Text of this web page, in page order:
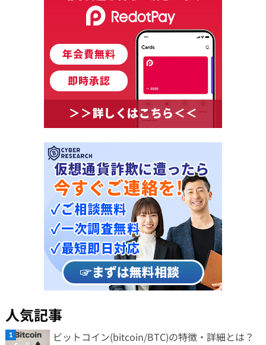
人気記事
ビットコイン(bitcoin/BTC)の特徴・詳細とは？